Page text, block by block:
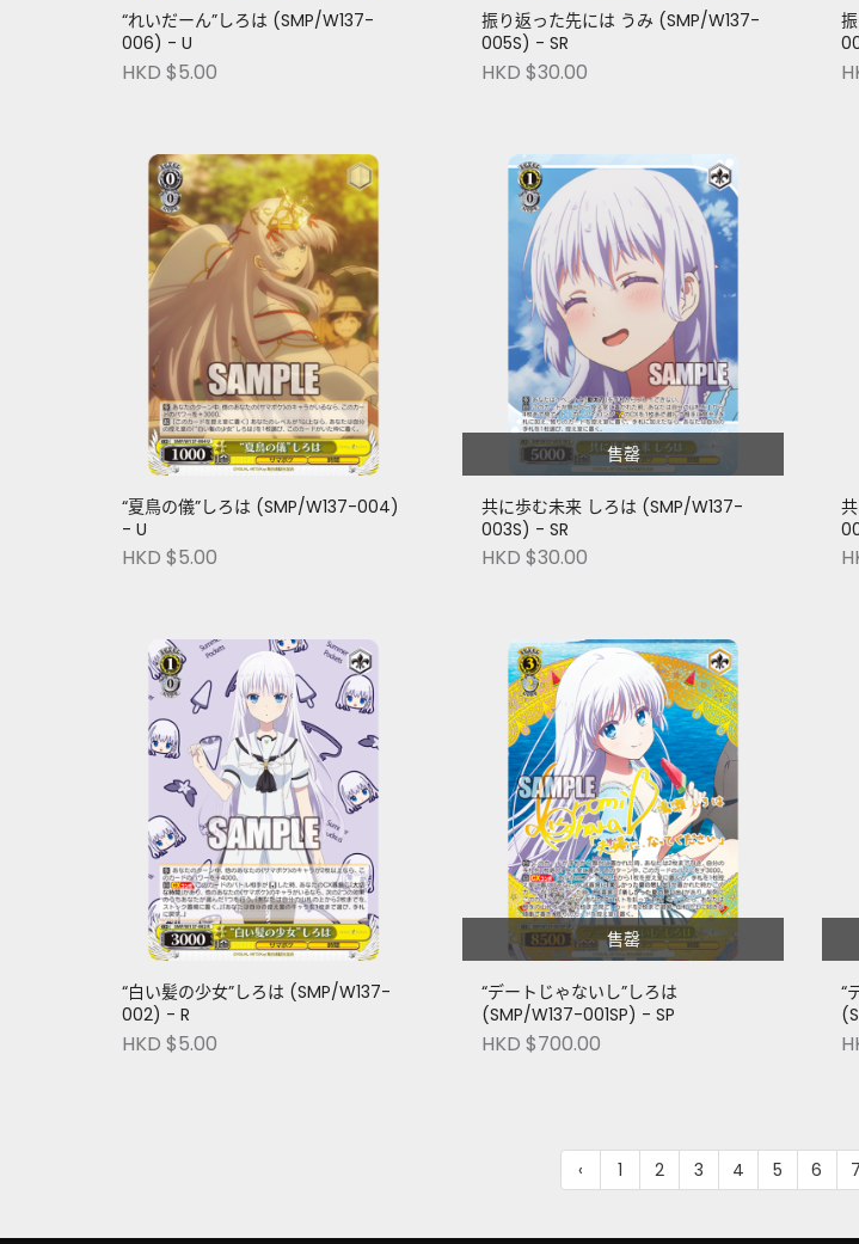
“れいだーん”しろは (SMP/W137-
006) - U
HKD $5.00
振り返った先には うみ (SMP/W137-
005S) - SR
HKD $30.00
“夏鳥の儀”しろは (SMP/W137-004)
- U
HKD $5.00
售罄
共に歩む未来 しろは (SMP/W137-
003S) - SR
HKD $30.00
“白い髪の少女”しろは (SMP/W137-
002) - R
HKD $5.00
售罄
“デートじゃないし”しろは
(SMP/W137-001SP) - SP
HKD $700.00
“
‹ 1 2 3 4 5 6 7